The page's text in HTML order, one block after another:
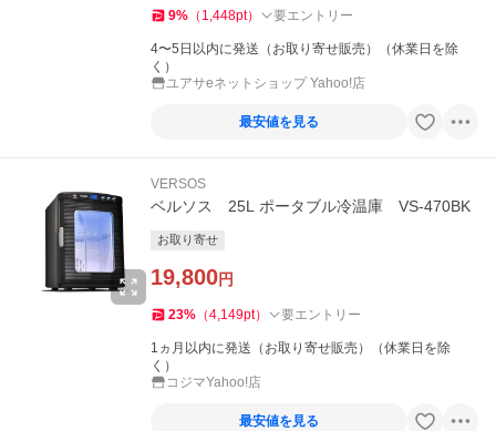
9% （ 1,448pt） 要エントリー
4〜5日以内に発送（お取り寄せ販売）（休業日を除
く）
ユアサeネットショップ Yahoo!店
最安値を見る
VERSOS
ベルソス 25L ポータブル冷温庫 VS-470BK
お取り寄せ
19,800円
23% （4,149pt） 要エントリー
1ヵ月以内に発送（お取り寄せ販売）（休業日を除
く）
コジマYahoo!店
最安値を見る